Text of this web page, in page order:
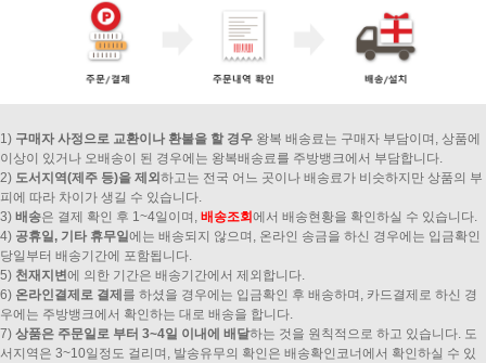
1) 구매자 사정으로 교환이나 환불을 할 경우 왕복 배송료는 구매자 부담이며, 상품에
이상이 있거나 오배송이 된 경우에는 왕복배송료를 주방뱅크에서 부담합니다.
2) 도서지역(제주 등)을 제외 하고는 전국 어느 곳이나 배송료가 비슷하지만 상품의 부
피에 따라 차이가 생길 수 있습니다.
3) 배송은 결제 확인 후 1~4일이며, 배송조회 에서 배송현황을 확인하실 수 있습니다.
4) 공휴일, 기타 휴무일에는 배송되지 않으며, 온라인 송금을 하신 경우에는 입금확인
당일부터 배송기간에 포함됩니다.
5) 천재지변에 의한 기간은 배송기간에서 제외합니다.
6) 온라인결제로 결제 를 하셨을 경우에는 입금확인 후 배송하며, 카드결제로 하신 경
우에는 주방뱅크에서 확인하는 대로 배송을 합니다.
7) 상품은 주문일로 부터 3~4일 이내에 배달하는 것을 원칙적으로 하고 있습니다. 도
서지역은 3~10일정도 걸리며, 발송유무의 확인은 배송확인코너에서 확인하실 수 있